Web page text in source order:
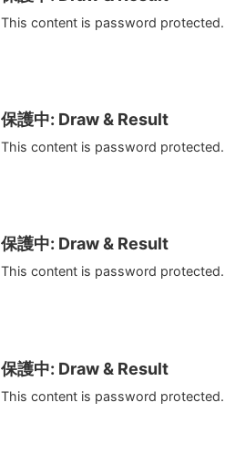
This content is password
保護中: Draw & Result
This content is password
保護中: Draw & Result
This content is password
保護中: Draw & Result
This content is password